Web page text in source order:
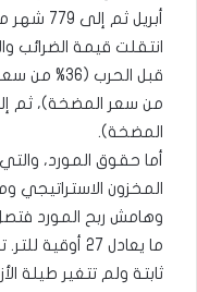
أبريل ثم إلى 779 شهر مايو.
المضخة).
أما حقوق المورد،
المخزون الاستراتيجي
ما يعادل 27
ثابتة ولم تتغير طيلة